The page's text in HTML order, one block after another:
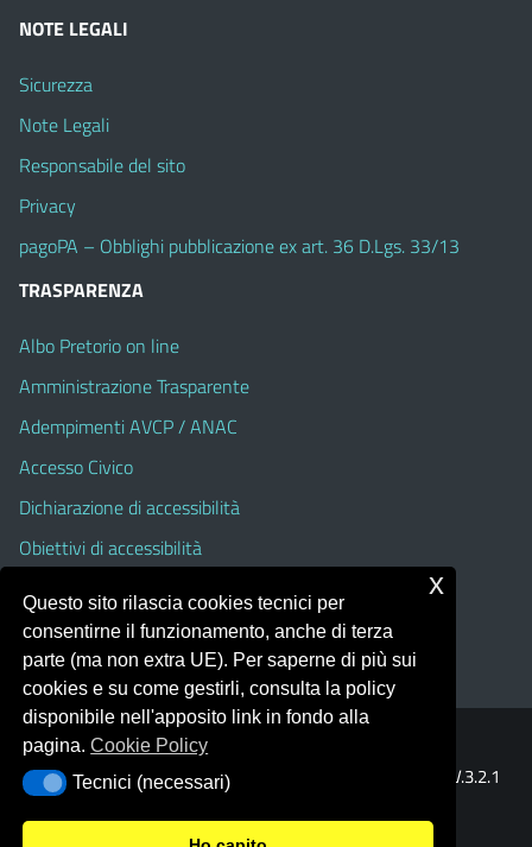
NOTE LEGALI
Sicurezza
Note Legali
Responsabile del sito
Privacy
pagoPA – Obblighi pubblicazione ex art. 36 D.Lgs. 33/13
TRASPARENZA
Albo Pretorio on line
Amministrazione Trasparente
Adempimenti AVCP / ANAC
Accesso Civico
Dichiarazione di accessibilità
Obiettivi di accessibilità
Albo Pretorio On Line (fino al 31 Agosto 2025)
Amministrazione Trasparente (fino al 31 Agosto 2025)
Portale realizzato con la piattaforma
Template Italia configurato sul tema accessibile
V.3.2.1
(Alioth)
Questo sito rilascia cookies tecnici per
consentirne il funzionamento, anche di terza
parte (ma non extra UE). Per saperne di più sui
cookies e su come gestirli, consulta la policy
disponibile nell'apposito link in fondo alla
pagina.Cookie Policy
Tecnici (necessari)
Tecnici (necessari)
x